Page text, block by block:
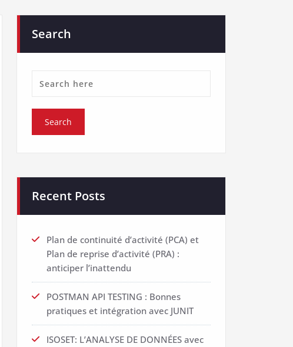
Search
Recent Posts
Plan de continuité d’activité (PCA) et
Plan de reprise d’activité (PRA) :
anticiper l’inattendu
POSTMAN API TESTING : Bonnes
pratiques et intégration avec JUNIT
ISOSET: L’ANALYSE DE DONNÉES avec